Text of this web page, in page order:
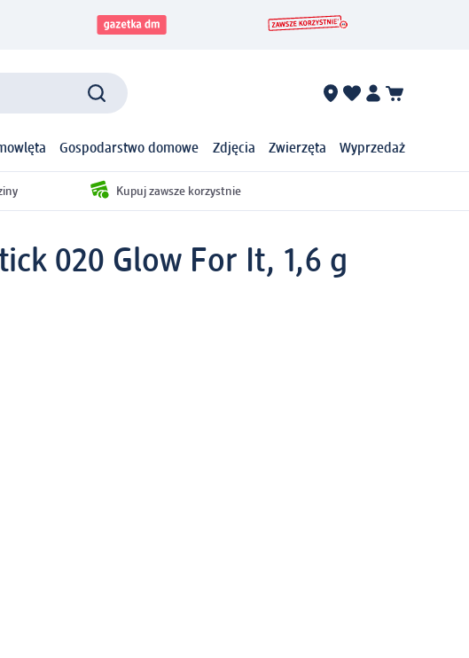
Gospodarstwo domowe Zdjęcia Zwierzęta Wyprzedaż
Kupuj zawsze korzystnie
020 Glow For It, 1,6 g